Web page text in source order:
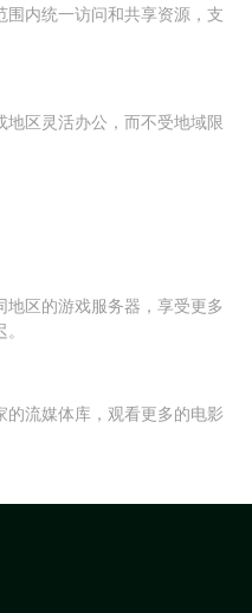
围内统一访问和共享资源，支
地区灵活办公，而不受地域限
地区的游戏服务器，享受更多
的流媒体库，观看更多的电影